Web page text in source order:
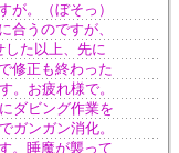
が。（ぼそっ）
うのですが、
した以上、先に
修正も終わった
。お疲れ様で。
ダビング作業を
ガンガン消化。
。睡魔が襲って